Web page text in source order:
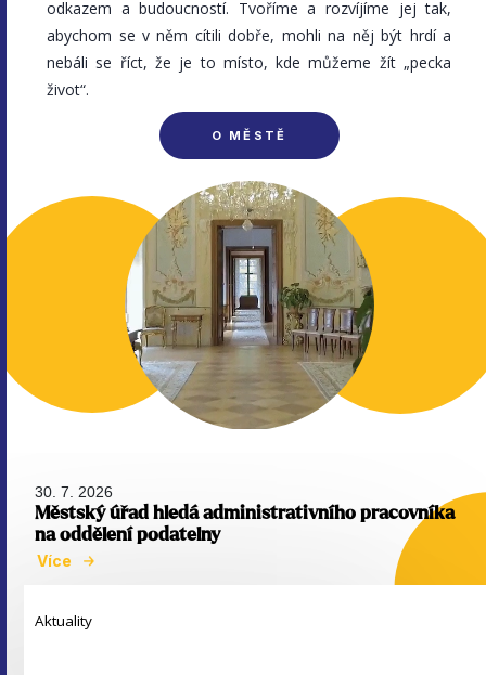
odkazem a budoucností. Tvoříme a rozvíjíme jej tak,
abychom se v něm cítili dobře, mohli na něj být hrdí a
nebáli se říct, že je to místo, kde můžeme žít „pecka
život“.
O MĚSTĚ
30. 7. 2026
Městský úřad hledá administrativního pracovníka
na oddělení podatelny
Více
Aktuality